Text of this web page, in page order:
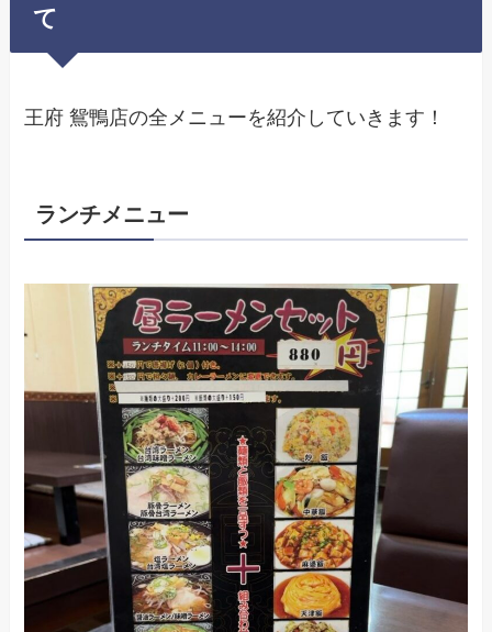
て
王府 鴛鴨店の全メニューを紹介していきます！
ランチメニュー